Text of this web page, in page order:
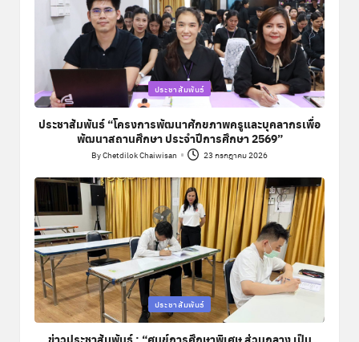
Posted
in
ประชาสัมพันธ์
ประชาสัมพันธ์ “โครงการพัฒนาศักยภาพครูและบุคลากรเพื่อ
พัฒนาสถานศึกษา ประจำปีการศึกษา 2569”
Posted
by
ByChetdilok Chaiwisan 23 กรกฎาคม 2026
Posted
in
ประชาสัมพันธ์